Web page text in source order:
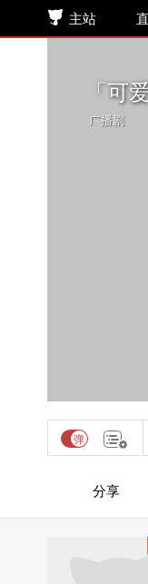
主站
「可
广播剧
分享